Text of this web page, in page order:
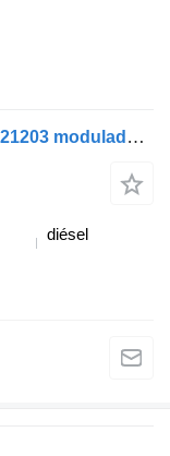
Knorr-Bremse FM12 (01.98-12.05) K021203 modulador EBS para Volvo FM7-FM12, FM, FMX (1998-2014) camión
diésel